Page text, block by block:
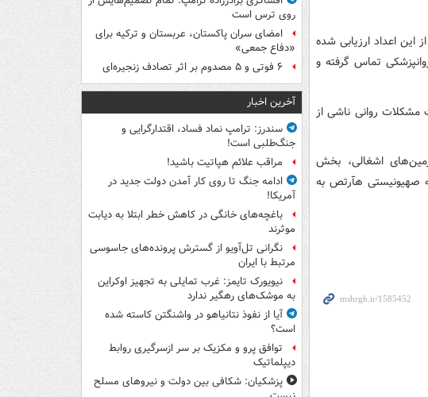
این اعداد ارزیابی شده
هزار نظامی با بخش روانپزشکی تماس گرفته و
کرد که حدود ۲۰۰ نظامی به علت مشکلات روانی ناشی از
اشغالی، بخش
صهیونیستی هآرتص به
روی ترس است
امضای سران پاکستان، عربستان و ترکیه برای
«دفاع جمعی»
۶ فوتی و ۵ مصدوم بر اثر تصادف زنجیره‌ای
آخرین اخبار
سندرز: ترامپ نماد فساد، اقتدارگرایی و
جنگ‌طلبی است!
مراقب علائم هپاتیت باشید!
ادامه جنگ تا روی کار آمدن دولت جدید در
آمریکا!
باغچه‌های خانگی در کاهش خطر ابتلا به دیابت
موثرند
نگرانی تل‌آویو از گسترش پرونده‌های جاسوسی
مرتبط با ایران
نیویورک تایمز: غرب تمایلی به تجهیز اوکراین
به موشک‌های رهگیر ندارد
آیا از نفوذ نتانیاهو در واشنگتن کاسته شده
است؟
توافق پرو و مکزیک بر سر ازسرگیری روابط
دیپلماتیک
پزشکیان: شکافی بین دولت و نیروهای مسلح